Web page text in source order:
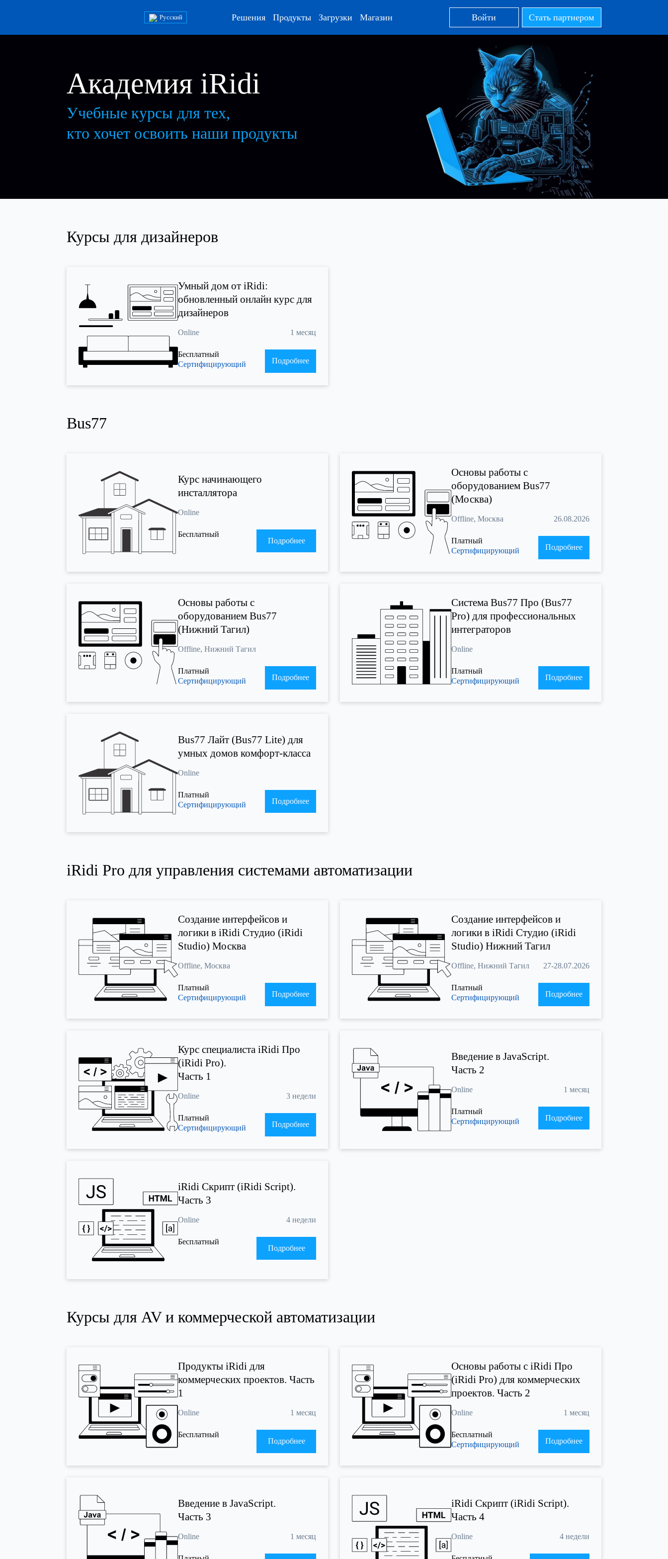
Русский Решения Продукты Загрузки Магазин Войти Стать партнером
Академия iRidi
Учебные курсы для тех,
кто хочет освоить наши продукты
Курсы для дизайнеров
Умный дом от iRidi:
обновленный онлайн курс для
дизайнеров
Online 1 месяц
Бесплатный
Сертифицирующий
Подробнее
Bus77
Курс начинающего
инсталлятора
Online
Бесплатный
Подробнее
Основы работы с
оборудованием Bus77
(Москва)
Offline, Москва 26.08.2026
Платный
Сертифицирующий
Подробнее
Основы работы с
оборудованием Bus77
(Нижний Тагил)
Offline, Нижний Тагил
Платный
Сертифицирующий
Подробнее
Cистема Bus77 Про (Bus77
Pro) для профессиональных
интеграторов
Online
Платный
Сертифицирующий
Подробнее
Bus77 Лайт (Bus77 Lite) для
умных домов комфорт-класса
Online
Платный
Сертифицирующий
Подробнее
iRidi Pro для управления системами автоматизации
Создание интерфейсов и
логики в iRidi Студио (iRidi
Studio) Москва
Offline, Москва
Платный
Сертифицирующий
Подробнее
Создание интерфейсов и
логики в iRidi Студио (iRidi
Studio) Нижний Тагил
Offline, Нижний Тагил 27-28.07.2026
Платный
Сертифицирующий
Подробнее
Курс специалиста iRidi Про
(iRidi Pro).
Часть 1
Online 3 недели
Платный
Сертифицирующий
Подробнее
Введение в JavaScript.
Часть 2
Online 1 месяц
Платный
Сертифицирующий
Подробнее
iRidi Скрипт (iRidi Script).
Часть 3
Online 4 недели
Бесплатный
Подробнее
Курсы для AV и коммерческой автоматизации
Продукты iRidi для
коммерческих проектов. Часть
1
Online 1 месяц
Бесплатный
Подробнее
Основы работы с iRidi Про
(iRidi Pro) для коммерческих
проектов. Часть 2
Online 1 месяц
Бесплатный
Сертифицирующий
Подробнее
Введение в JavaScript.
Часть 3
Online 1 месяц
iRidi Скрипт (iRidi Script).
Часть 4
Online 4 недели